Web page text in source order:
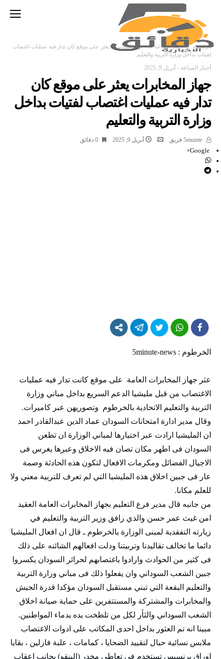
‫الرئيسية‬ أخبار الساعة
جهاز المخابرات يعثر على موقع كان تدار فيه عمليات اغتصاب
لفتيات بداخل وزارة التربية والتعليم
أخبار الساعة - أبريل 9, 2025
جهاز المخابرات يعثر على موقع كان
تدار فيه عمليات اغتصاب لفتيات بداخل
وزارة التربية والتعليم
أبريل 9, 2025 0 ‫دقائق‬
Google+
الخرطوم : 5minute-news
عثر جهاز المخابرات العامة على موقع كانت تدار فيه عمليات
الاغتصاب من قبل مليشيا الدعم السريع بداخل مباني وزارة
التربية والتعليم الاتحادية بالخرطوم وتصوريهن عبر كاميرات.
وقال مدير ادارة امتحانات السودان عماد الدين عبدالقادر احمد
ان المليشيا ارادت عبر اختيارها لمباني الوزارة ان تطعن
السودان فى اطهر مكان تصان فيه الاخلاق وعبرها يغرس فى
الاجيال الفضائل ومكرمات الافعال لتكون هذه الحادثة وصمة
عار فى جبين اخلاق هذه المليشيا التي لم تعرف للتربية معني ولا
للعلم مكانا.
من جانبه قال مدير فرع التعليم بجهاز المخابرات العامة العقيد
امن غيث عمر حسن والذي رافق وزير التربية والتعليم في
زيارته التفقدية لمبنى الوزارة بالخرطوم ـ قال ان افعال المليشيا
دائما ما تخالف تقاليدنا وتربيتنا ودلت افعالهم الشائنه على ذلك
فى كثير من الحوادث وارادوا باغتصابهم لحرائر السودان يكسروا
جبين الشعب السوداني وان يفعلوا ذلك فى مباني وزارة التربية
والتعليم البقعة التي تبني مستقبل السودان مؤكدا قدرة الجيش
والمخابرات والمشتركة والمستتفرين على حماية صيانة اخلاق
الشعب السوداني والثأر لكل من تلطخت يده بدماء المواطنين.
مبينا انه تم العثور بداخل احدى المكاتب على ادوات الاغتصاب
ملابس نسائية حبال لتقييد الضحايا ، كمامات ، علبة فازلين ، بقايا
اوراق برنسيس تستخدم فى تعاطي مخدر (البنقو) بجانب اعقاب